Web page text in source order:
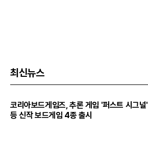
최신뉴스
코리아보드게임즈, 추론 게임 '퍼스트 시그널'
등 신작 보드게임 4종 출시